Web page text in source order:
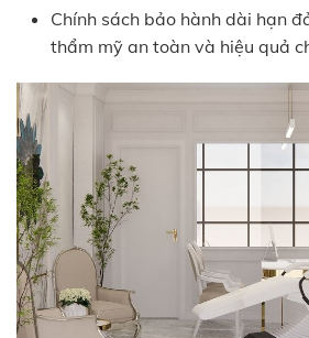
Chính sách bảo hành dài hạn
thẩm mỹ an toàn và hiệu quả